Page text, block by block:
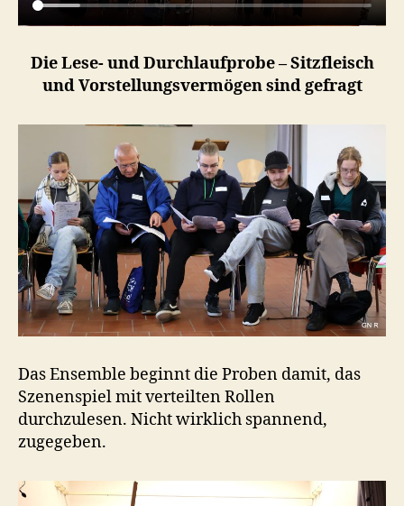
Die Lese- und Durchlaufprobe – Sitzfleisch
und Vorstellungsvermögen sind gefragt
Das Ensemble beginnt die Proben damit, das
Szenenspiel mit verteilten Rollen
durchzulesen. Nicht wirklich spannend,
zugegeben.